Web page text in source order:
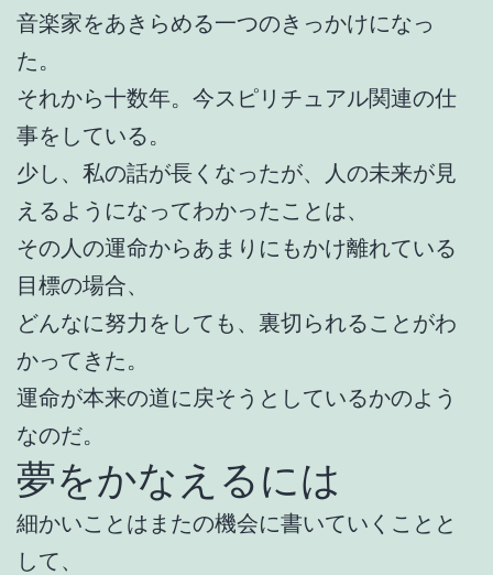
音楽家をあきらめる一つのきっかけになっ
た。
それから十数年。今スピリチュアル関連の仕
事をしている。
少し、私の話が長くなったが、人の未来が見
えるようになってわかったことは、
その人の運命からあまりにもかけ離れている
目標の場合、
どんなに努力をしても、裏切られることがわ
かってきた。
運命が本来の道に戻そうとしているかのよう
なのだ。
夢をかなえるには
細かいことはまたの機会に書いていくことと
して、